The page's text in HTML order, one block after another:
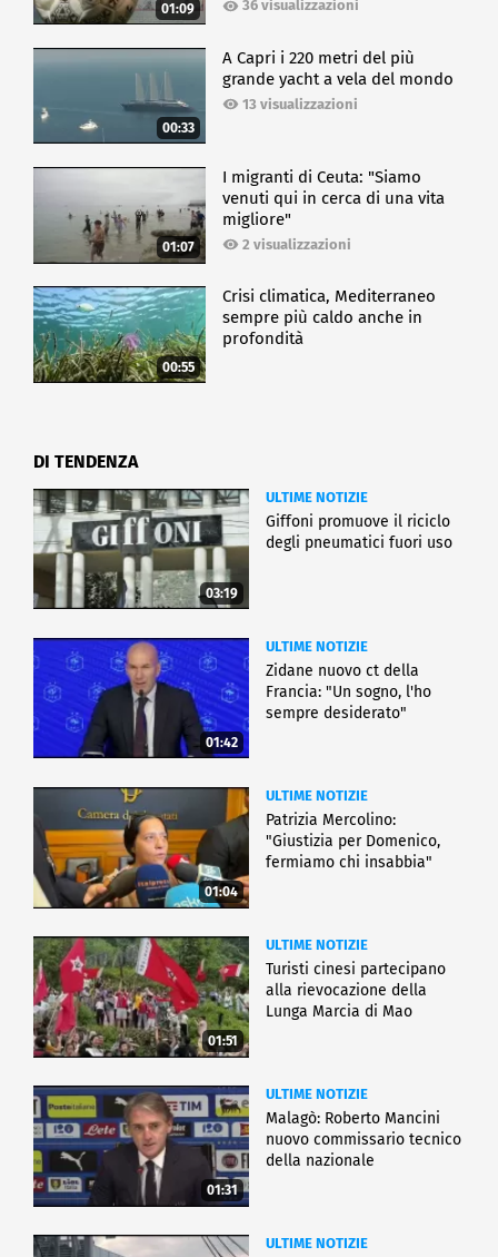
01:09 36 visualizzazioni
00:33
A Capri i 220 metri del più
grande yacht a vela del mondo
13 visualizzazioni
01:07
I migranti di Ceuta: "Siamo
venuti qui in cerca di una vita
migliore"
2 visualizzazioni
00:55
Crisi climatica, Mediterraneo
sempre più caldo anche in
profondità
DI TENDENZA
03:19
ULTIME NOTIZIE
Giffoni promuove il riciclo
degli pneumatici fuori uso
01:42
ULTIME NOTIZIE
Zidane nuovo ct della
Francia: "Un sogno, l'ho
sempre desiderato"
01:04
ULTIME NOTIZIE
Patrizia Mercolino:
"Giustizia per Domenico,
fermiamo chi insabbia"
01:51
ULTIME NOTIZIE
Turisti cinesi partecipano
alla rievocazione della
Lunga Marcia di Mao
01:31
ULTIME NOTIZIE
Malagò: Roberto Mancini
nuovo commissario tecnico
della nazionale
ULTIME NOTIZIE